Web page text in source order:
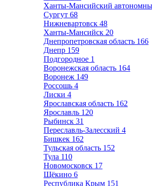
Ханты-Мансийский
Сургут 68
Нижневартовск 48
Ханты-Мансийск 20
Днепропетровская область 166
Днепр 159
Подгородное 1
Воронежская область 164
Воронеж 149
Россошь 4
Лиски 4
Ярославская область 162
Ярославль 120
Рыбинск 31
Переславль-Залесский 4
Бишкек 162
Тульская область 152
Тула 110
Новомосковск 17
Щёкино 6
Республика Крым 151